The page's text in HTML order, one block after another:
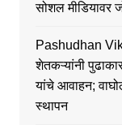
सोशल मीडियावर
Pashudhan
शेतकऱ्यांनी
यांचे आवाहन;
स्थापन